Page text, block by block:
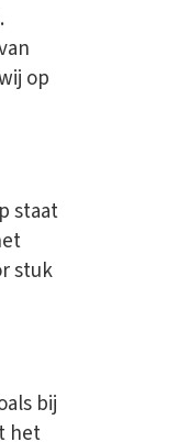
op
staat
stuk
bij
het